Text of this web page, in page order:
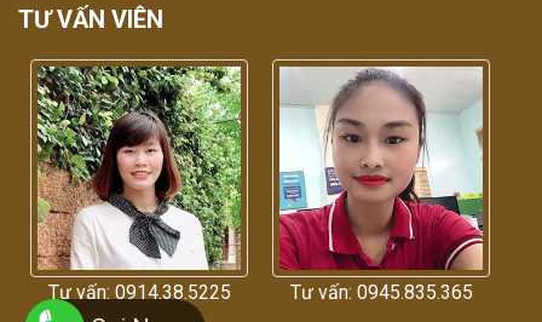
TƯ VẤN VIÊN
Tư vấn: 0914.38.5225 Tư vấn: 0945.835.365